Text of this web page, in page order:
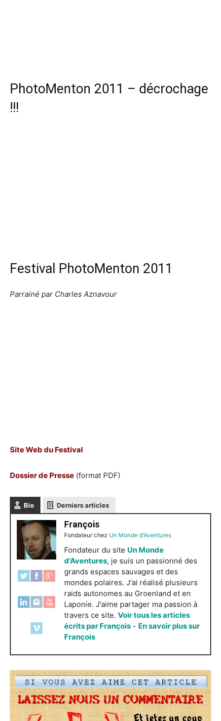
PhotoMenton 2011 – décrochage
!!!
Festival PhotoMenton 2011
Parrainé par Charles Aznavour
Site Web du Festival
Dossier de Presse (format PDF)
Bio Derniers articles
François
Fondateurchez Un Monde d'Aventures
Fondateur du site Un Monde
d'Aventures, je suis un passionné des
grands espaces sauvages et des
mondes polaires. J'ai réalisé plusieurs
raids autonomes au Groenland et en
Laponie. J'aime partager ma passion à
travers ce site. Voir tous les articles
écrits par François - En savoir plus sur
François